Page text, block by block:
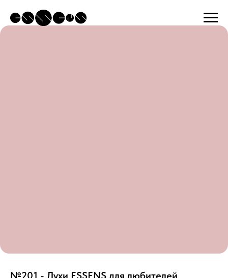
№201 - Духи ESSENS для любителей